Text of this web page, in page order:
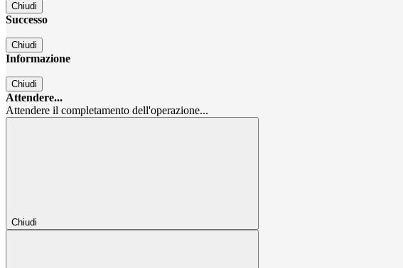
Chiudi
Successo
Chiudi
Informazione
Chiudi
Attendere...
Attendere il completamento dell'operazione...
Chiudi